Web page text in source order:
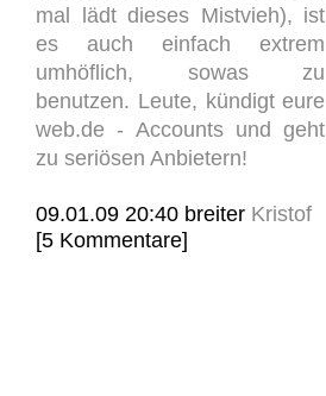
mal lädt dieses Mistvieh), ist
es auch einfach extrem
umhöflich, sowas zu
benutzen. Leute, kündigt eure
web.de - Accounts und geht
zu seriösen Anbietern!
09.01.09 20:40 breiter Kristof
[5 Kommentare]